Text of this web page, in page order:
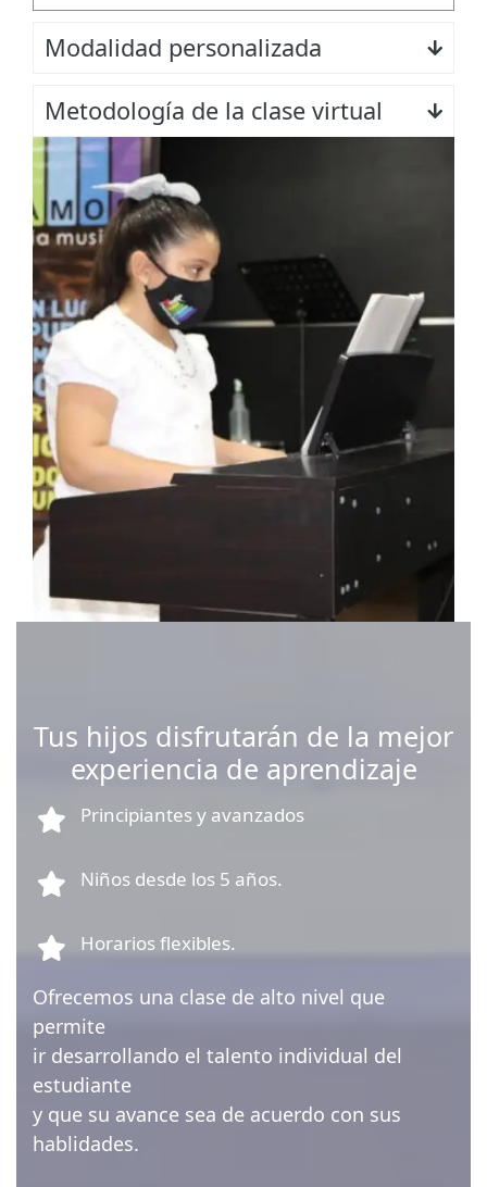
Modalidad personalizada
Metodología de la clase virtual
Tus hijos disfrutarán de la mejor
experiencia de aprendizaje
Principiantes y avanzados
Niños desde los 5 años.
Horarios flexibles.
Ofrecemos una clase de alto nivel que
permite
ir desarrollando el talento individual del
estudiante
y que su avance sea de acuerdo con sus
hablidades.